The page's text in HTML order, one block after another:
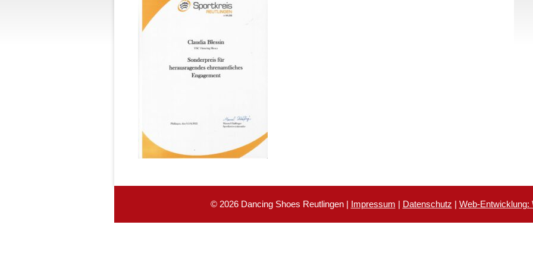
© 2026 Dancing Shoes Reutlingen | Impressum | Datenschutz | Web-Entwicklung: